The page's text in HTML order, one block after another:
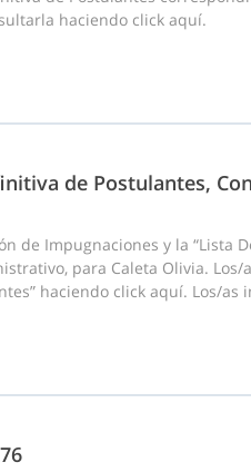
haciendo click aquí.
de Postulantes,
de Impugnaciones y la “Lista
para Caleta Olivia. Los/
haciendo click aquí. Los/as